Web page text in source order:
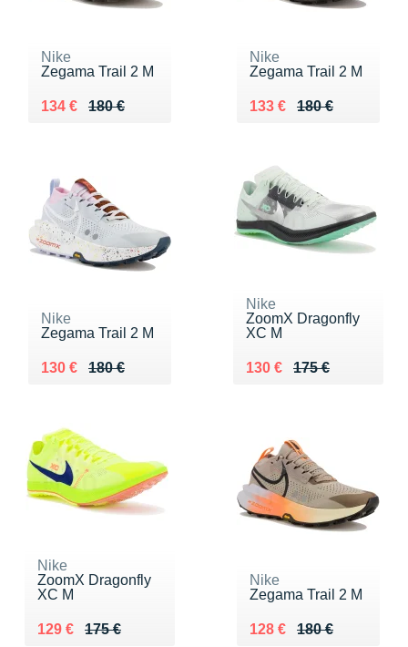
Nike
Zegama Trail 2 M
180 €
Au lieu de 180 €
134 €
Vendu 134 €
Nike
Zegama Trail 2 M
180 €
Au lieu de 180 €
133 €
Vendu 133 €
Nike
Zegama Trail 2 M
180 €
Au lieu de 180 €
130 €
Vendu 130 €
Nike
ZoomX Dragonfly
XC M
175 €
Au lieu de 175 €
130 €
Vendu 130 €
Nike
ZoomX Dragonfly
XC M
175 €
Au lieu de 175 €
129 €
Vendu 129 €
Nike
Zegama Trail 2 M
180 €
Au lieu de 180 €
128 €
Vendu 128 €